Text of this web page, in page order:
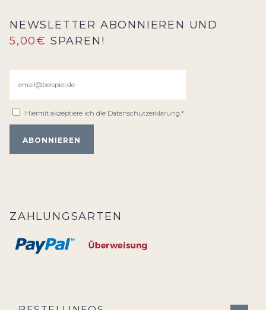
NEWSLETTER ABONNIEREN UND
5,00€ SPAREN!
Hiermit akzeptiere ich die Datenschutzerklärung.*
ZAHLUNGSARTEN